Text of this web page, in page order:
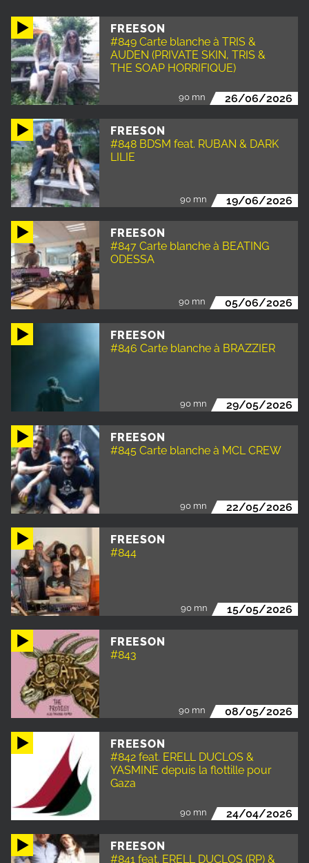
FREESON
#849 Carte blanche à TRIS &
AUDEN (PRIVATE SKIN, TRIS &
THE SOAP HORRIFIQUE)
90 mn 26/06/2026
FREESON
#848 BDSM feat. RUBAN & DARK
LILIE
90 mn 19/06/2026
FREESON
#847 Carte blanche à BEATING
ODESSA
90 mn 05/06/2026
FREESON
#846 Carte blanche à BRAZZIER
90 mn 29/05/2026
FREESON
#845 Carte blanche à MCL CREW
90 mn 22/05/2026
FREESON
#844
90 mn 15/05/2026
FREESON
#843
90 mn 08/05/2026
FREESON
#842 feat. ERELL DUCLOS &
YASMINE depuis la flottille pour
Gaza
90 mn 24/04/2026
FREESON
#841 feat. ERELL DUCLOS (RP) &